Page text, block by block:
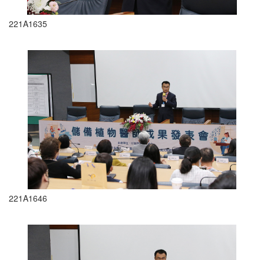
221A1635
221A1646